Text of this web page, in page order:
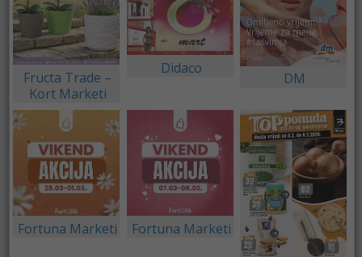
Fructa Trade –
Kort Marketi
Didaco
DM
Fortuna Marketi Fortuna Marketi